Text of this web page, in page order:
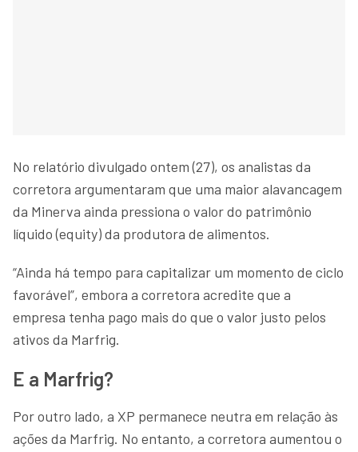
No relatório divulgado ontem (27), os analistas da
corretora argumentaram que uma maior alavancagem
da Minerva ainda pressiona o valor do patrimônio
líquido (equity) da produtora de alimentos.
“Ainda há tempo para capitalizar um momento de ciclo
favorável”, embora a corretora acredite que a
empresa tenha pago mais do que o valor justo pelos
ativos da Marfrig.
E a Marfrig?
Por outro lado, a XP permanece neutra em relação às
ações da Marfrig. No entanto, a corretora aumentou o